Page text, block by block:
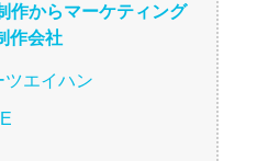
作からマーケティング
作会社
ツエイハン